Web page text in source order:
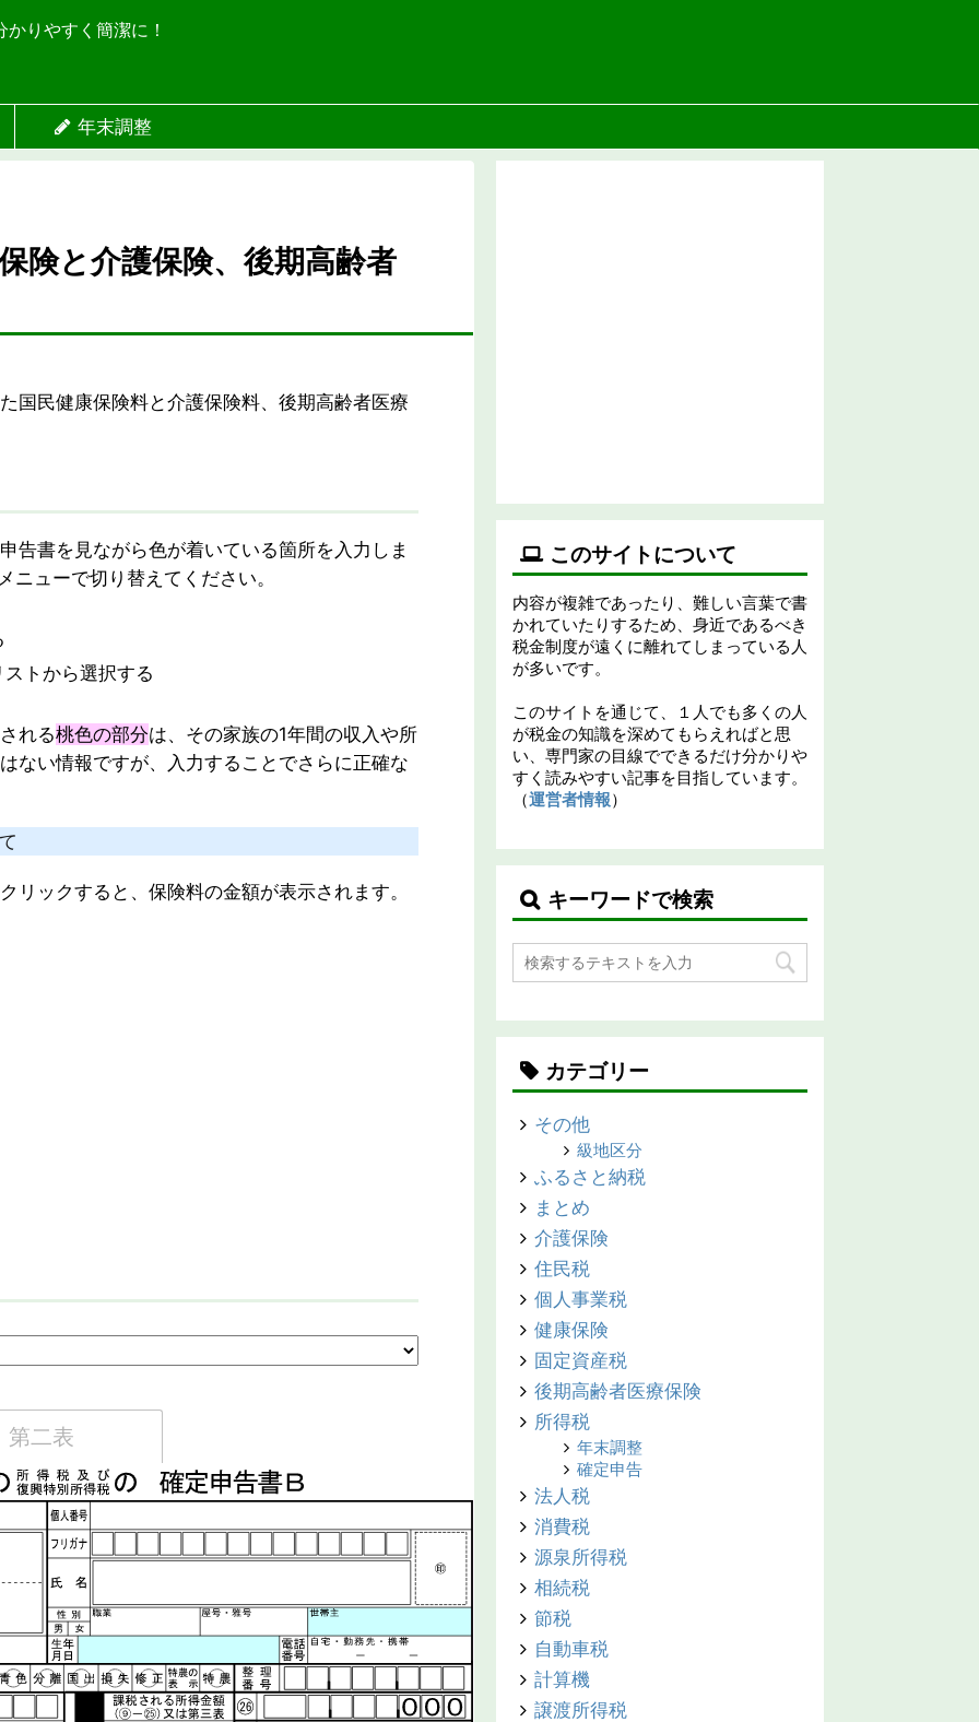
りやすく簡潔に！
年末調整
険と介護保険、後期高齢者
国民健康保険料と介護保険料、後期高齢者医療
告書を見ながら色が着いている箇所を入力しま
ニューで切り替えてください。
トから選択する
れる桃色の部分は、その家族の1年間の収入や所
ない情報ですが、入力することでさらに正確な
リックすると、保険料の金額が表示されます。
このサイトについて
内容が複雑であったり、難しい言葉で書
かれていたりするため、身近であるべき
税金制度が遠くに離れてしまっている人
が多いです。
このサイトを通じて、１人でも多くの人
が税金の知識を深めてもらえればと思
い、専門家の目線でできるだけ分かりや
すく読みやすい記事を目指しています。
（運営者情報）
キーワードで検索
カテゴリー
その他
級地区分
ふるさと納税
まとめ
介護保険
住民税
個人事業税
健康保険
固定資産税
後期高齢者医療保険
所得税
年末調整
確定申告
法人税
消費税
源泉所得税
相続税
節税
自動車税
計算機
譲渡所得税